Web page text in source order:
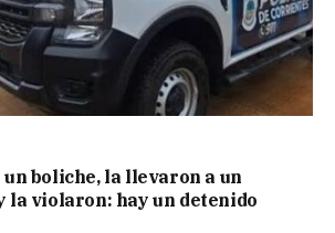
boliche, la llevaron a un
la violaron: hay un detenido